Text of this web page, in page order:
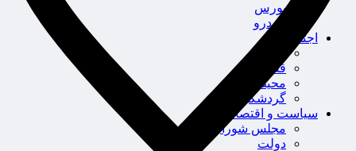
بورس
خودرو
اجتماعی
سلامت
قضایی
محیط زیست
گردشگری
سیاست و اقتصاد
مجلس شورای اسلامی
دولت